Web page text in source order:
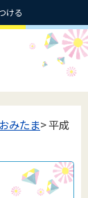
ける
みたま> 平成